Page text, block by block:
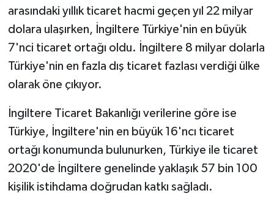
arasındaki yıllık ticaret hacmi geçen yıl 22 milyar
dolara ulaşırken, İngiltere Türkiye'nin en büyük
7'nci ticaret ortağı oldu. İngiltere 8 milyar dolarla
Türkiye'nin en fazla dış ticaret fazlası verdiği ülke
olarak öne çıkıyor.
İngiltere Ticaret Bakanlığı verilerine göre ise
Türkiye, İngiltere'nin en büyük 16'ncı ticaret
ortağı konumunda bulunurken, Türkiye ile ticaret
2020'de İngiltere genelinde yaklaşık 57 bin 100
kişilik istihdama doğrudan katkı sağladı.